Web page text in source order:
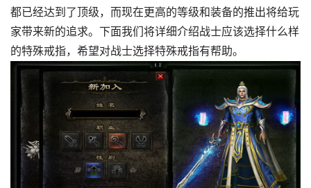
都已经达到了顶级，而现在更高的等级和装备的推出将给玩
家带来新的追求。下面我们将详细介绍战士应该选择什么样
的特殊戒指，希望对战士选择特殊戒指有帮助。